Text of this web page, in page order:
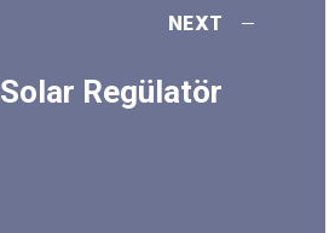
NEXT
Solar Regülatör